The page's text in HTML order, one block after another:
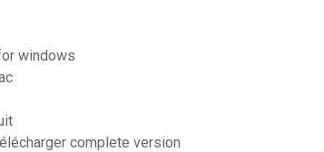
windows
complete version